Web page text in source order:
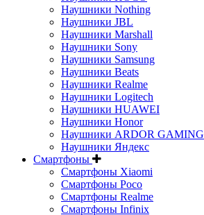
Наушники Nothing
Наушники JBL
Наушники Marshall
Наушники Sony
Наушники Samsung
Наушники Beats
Наушники Realme
Наушники Logitech
Наушники HUAWEI
Наушники Honor
Наушники ARDOR GAMING
Наушники Яндекс
Смартфоны
Смартфоны Xiaomi
Смартфоны Poco
Смартфоны Realme
Смартфоны Infinix